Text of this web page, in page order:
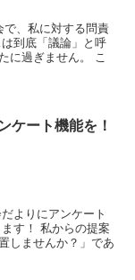
で、私に対する問責
到底「議論」と呼
に過ぎません。 こ
ケート機能を！
よりにアンケート
す！ 私からの提案
しませんか？」であ